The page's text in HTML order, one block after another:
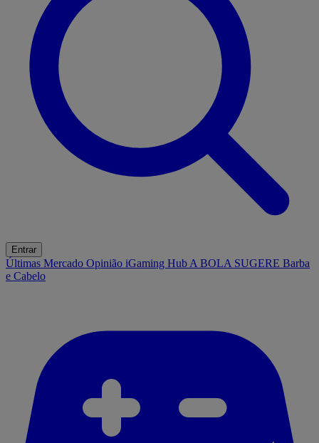
Entrar
Últimas Mercado Opinião iGaming Hub A BOLA SUGERE Barba
e Cabelo